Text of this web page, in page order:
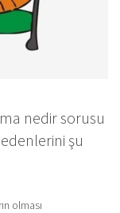
nedir sorusu
şu
olması